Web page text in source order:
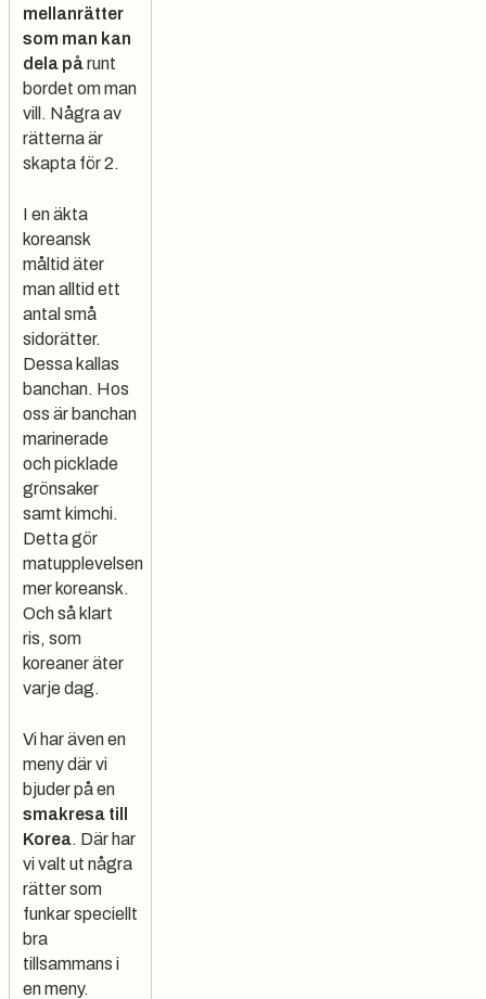
mellanrätter
som man kan
dela pårunt
bordet om man
vill. Några av
rätterna är
skapta för 2.
I en äkta
koreansk
måltid äter
man alltid ett
antal små
sidorätter.
Dessa kallas
banchan. Hos
oss är banchan
marinerade
och picklade
grönsaker
samt kimchi.
Detta gör
matupplevelsen
mer koreansk.
Och så klart
ris, som
koreaner äter
varje dag.
Vi har även en
meny där vi
bjuder på en
smakresa till
Korea. Där har
vi valt ut några
rätter som
funkar speciellt
bra
tillsammans i
en meny.